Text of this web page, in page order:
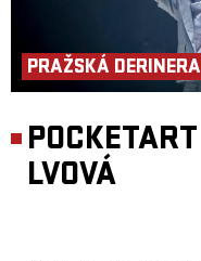
kultury ČR a Státního fondu kultury
PRAŽSKÁ DERINERA
LVOVÁ